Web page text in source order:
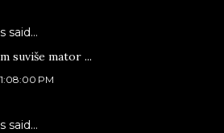
said…
suviše mator ...
PM
said…